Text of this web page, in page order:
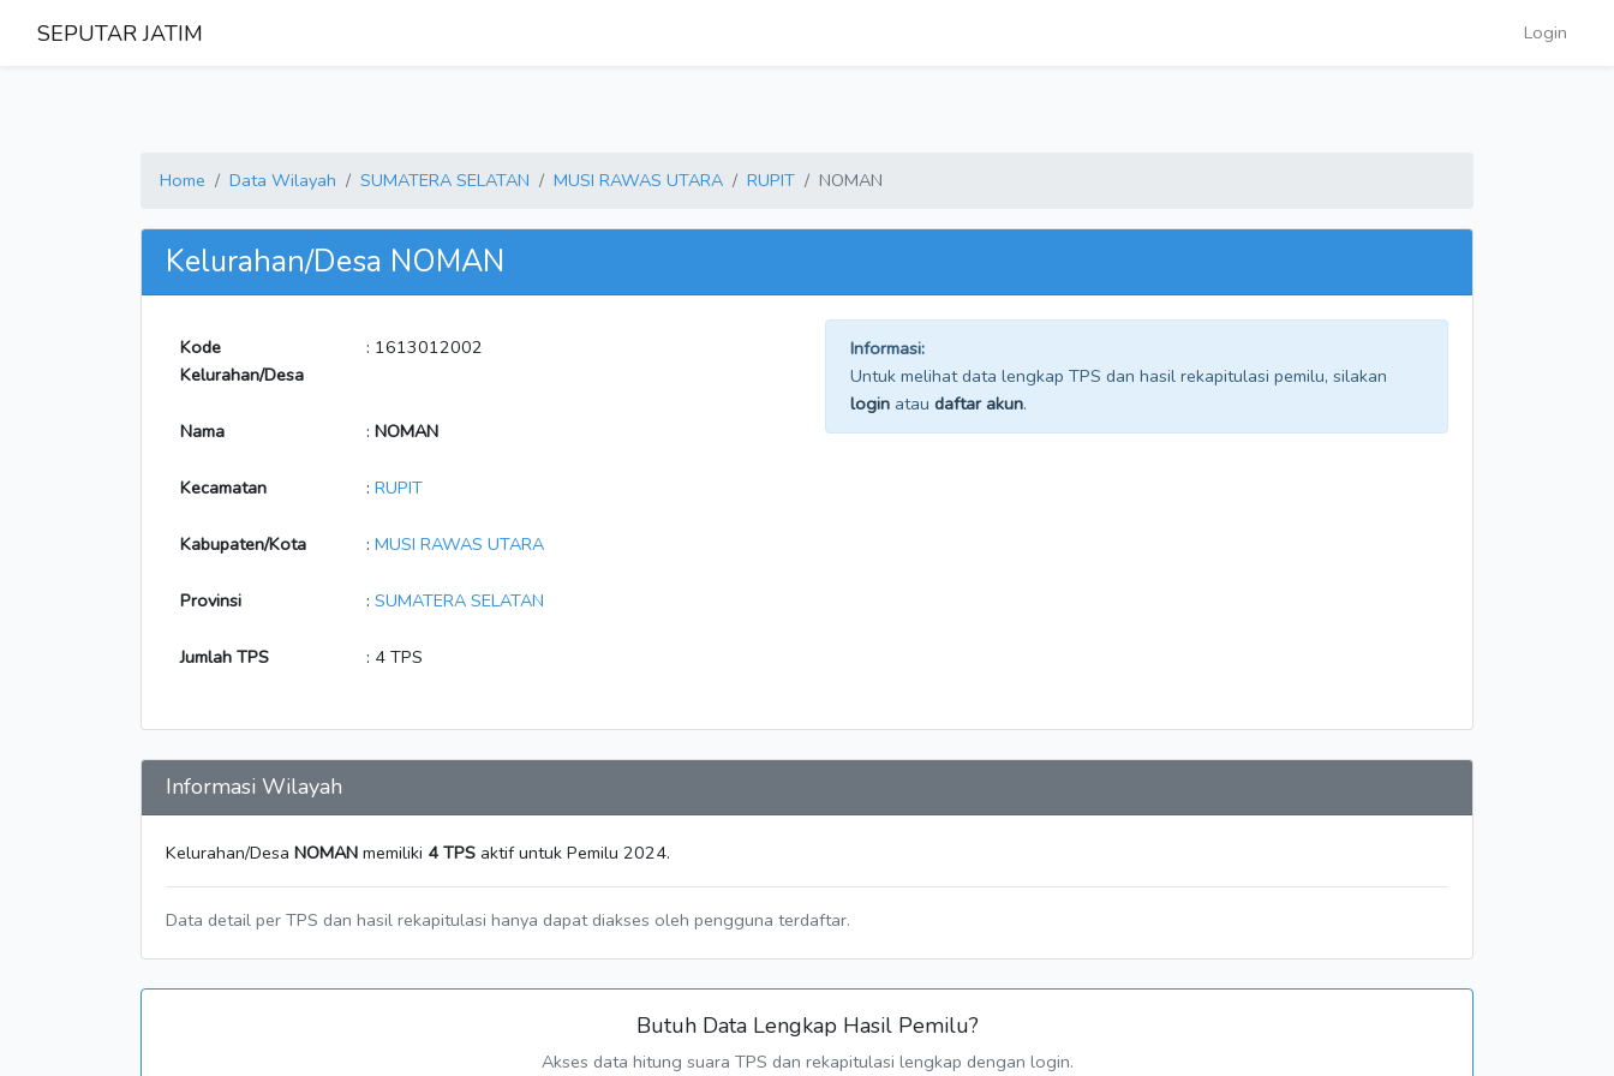
SEPUTAR JATIM Login
Home Data Wilayah SUMATERA SELATAN MUSI RAWAS UTARA RUPIT NOMAN
Kelurahan/Desa NOMAN
Kode
Kelurahan/Desa
: 1613012002
Nama : NOMAN
Kecamatan : RUPIT
Kabupaten/Kota : MUSI RAWAS UTARA
Provinsi : SUMATERA SELATAN
Jumlah TPS : 4 TPS
Informasi:
Untuk melihat data lengkap TPS dan hasil rekapitulasi pemilu, silakan
login atau daftar akun.
Informasi Wilayah
Kelurahan/Desa NOMAN memiliki 4 TPS aktif untuk Pemilu 2024.
Data detail per TPS dan hasil rekapitulasi hanya dapat diakses oleh pengguna terdaftar.
Butuh Data Lengkap Hasil Pemilu?
Akses data hitung suara TPS dan rekapitulasi lengkap dengan login.